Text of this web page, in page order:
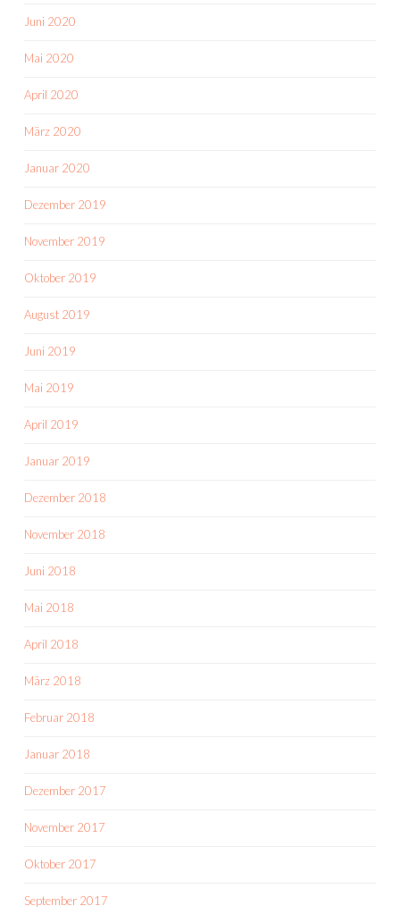
Juni 2020
Mai 2020
April 2020
März 2020
Januar 2020
Dezember 2019
November 2019
Oktober 2019
August 2019
Juni 2019
Mai 2019
April 2019
Januar 2019
Dezember 2018
November 2018
Juni 2018
Mai 2018
April 2018
März 2018
Februar 2018
Januar 2018
Dezember 2017
November 2017
Oktober 2017
September 2017